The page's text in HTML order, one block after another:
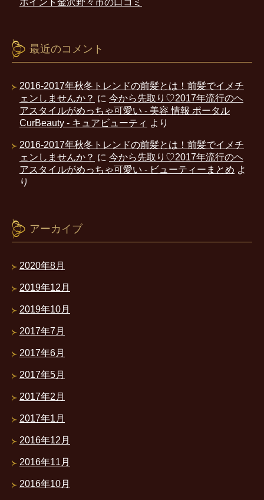
ポイント金沢野々市の口コミ
最近のコメント
2016-2017年秋冬トレンドの前髪とは！前髪でイメチ
ェンしませんか？ に 今から先取り♡2017年流行のヘ
アスタイルがめっちゃ可愛い - 美容 情報 ポータル
CurBeauty - キュアビューティ より
2016-2017年秋冬トレンドの前髪とは！前髪でイメチ
ェンしませんか？ に 今から先取り♡2017年流行のヘ
アスタイルがめっちゃ可愛い - ビューティーまとめ よ
り
アーカイブ
2020年8月
2019年12月
2019年10月
2017年7月
2017年6月
2017年5月
2017年2月
2017年1月
2016年12月
2016年11月
2016年10月